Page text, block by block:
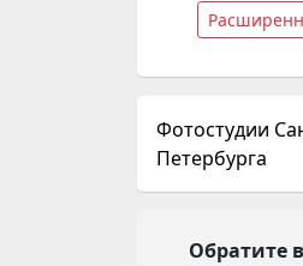
Фотостудии
Петербурга
Обратите